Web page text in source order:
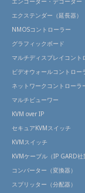
エクステンダー（延長器）
NMOSコントローラー
グラフィックボード
マルチディスプレイコント
ビデオウォールコントロー
ネットワークコントローラ
マルチビューワー
KVM over IP
セキュアKVMスイッチ
KVMスイッチ
KVMケーブル（IP GARD社
コンバーター（変換器）
スプリッター（分配器）